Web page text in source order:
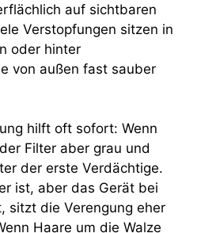
auf sichtbaren
Verstopfungen sitzen in
oder hinter
von außen fast sauber
hilft oft sofort: Wenn
Filter aber grau und
der erste Verdächtige.
ist, aber das Gerät bei
sitzt die Verengung eher
Haare um die Walze